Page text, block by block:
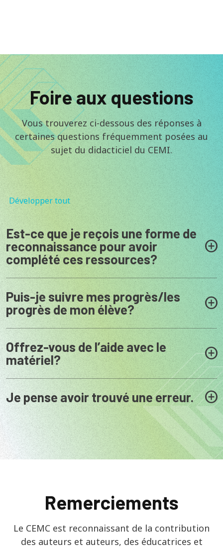
Foire aux questions
Vous trouverez ci-dessous des réponses à
certaines questions fréquemment posées au
sujet du didacticiel du CEMI.
Développer tout
Est-ce que je reçois une forme de
reconnaissance pour avoir
complété ces ressources?
Puis-je suivre mes progrès/les
progrès de mon élève?
Offrez-vous de l’aide avec le
matériel?
Je pense avoir trouvé une erreur.
Remerciements
Le CEMC est reconnaissant de la contribution
des auteurs et auteurs, des éducatrices et